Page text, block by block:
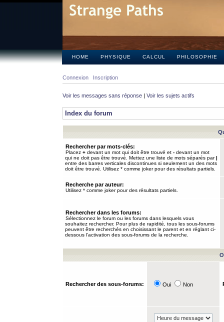
HOME PHYSIQUE CALCUL PHILOSOPHIE
Connexion Inscription
Voir les messages sans réponse | Voir les sujets actifs
Index du forum
Rechercher par mots-clés:
Placez + devant un mot qui doit être trouvé et - devant un mot
qui ne doit pas être trouvé. Mettez une liste de mots séparés par|
entre des barres verticales discontinues si seulement un des mots
doit être trouvé. Utilisez * comme joker pour des résultats partiels.
Recherche par auteur:
Utilisez * comme joker pour des résultats partiels.
Rechercher dans les forums:
Sélectionnez le forum ou les forums dans lesquels vous
souhaitez rechercher. Pour plus de rapidité, tous les sous-forums
peuvent être recherchés en choisissant le parent et en réglant ci-
dessous l’activation des sous-forums de la recherche.
Rechercher des sous-forums: Oui Non